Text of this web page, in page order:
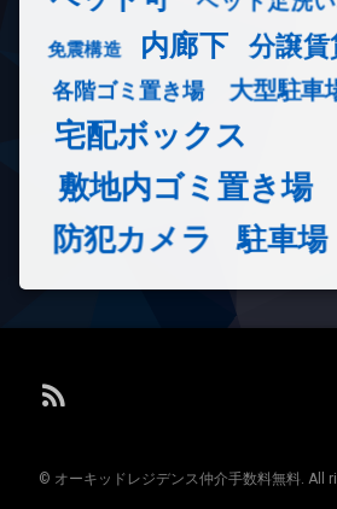
免震構造 内廊下 分譲賃
各階ゴミ置き場 大型駐車
宅配ボックス
敷地内ゴミ置き場
防犯カメラ 駐車場
RSS
© オーキッドレジデンス仲介手数料無料. All